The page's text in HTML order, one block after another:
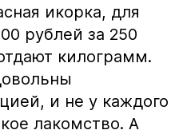
икорка, для
рублей за 250
килограмм.
и не у каждого
лакомство. А